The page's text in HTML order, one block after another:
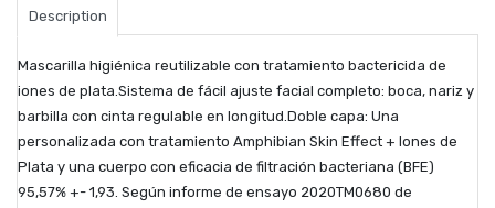
Description
Mascarilla higiénica reutilizable con tratamiento bactericida de
iones de plata.Sistema de fácil ajuste facial completo: boca, nariz y
barbilla con cinta regulable en longitud.Doble capa: Una
personalizada con tratamiento Amphibian Skin Effect + Iones de
Plata y una cuerpo con eficacia de filtración bacteriana (BFE)
95,57% +- 1,93. Según informe de ensayo 2020TM0680 de